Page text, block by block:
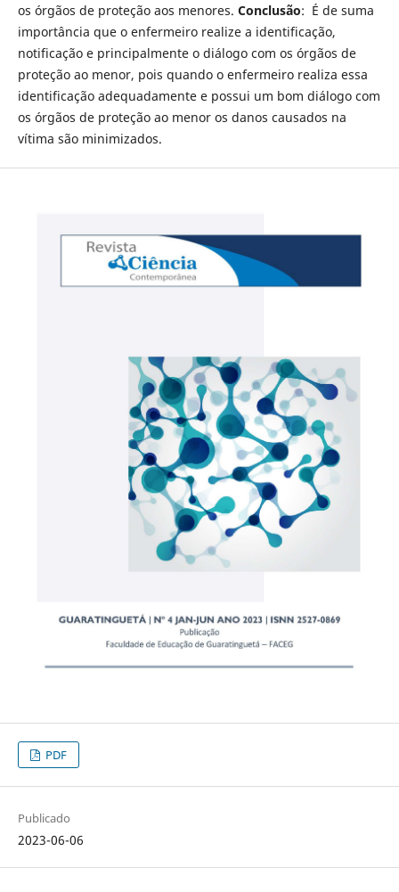
os órgãos de proteção aos menores. Conclusão: É de suma
importância que o enfermeiro realize a identificação,
notificação e principalmente o diálogo com os órgãos de
proteção ao menor, pois quando o enfermeiro realiza essa
identificação adequadamente e possui um bom diálogo com
os órgãos de proteção ao menor os danos causados na
vítima são minimizados.
PDF
Publicado
2023-06-06